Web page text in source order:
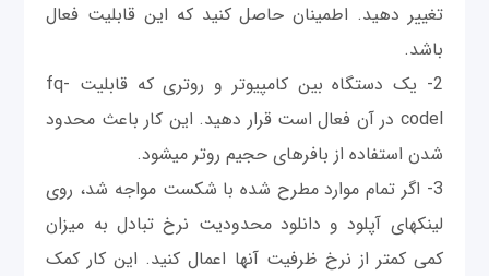
تغییر دهید. اطمینان حاصل کنید که این قابلیت فعال
باشد.
2- یک دستگاه بین کامپیوتر و روتری که قابلیت fq-
codel در آن فعال است قرار دهید. این کار باعث محدود
شدن استفاده از بافرهای حجیم روتر می‎شود.
3- اگر تمام موارد مطرح شده با شکست مواجه شد، روی
لینک‎های آپلود و دانلود محدودیت نرخ تبادل به میزان
کمی‎ کمتر از نرخ ظرفیت آنها اعمال کنید. این کار کمک